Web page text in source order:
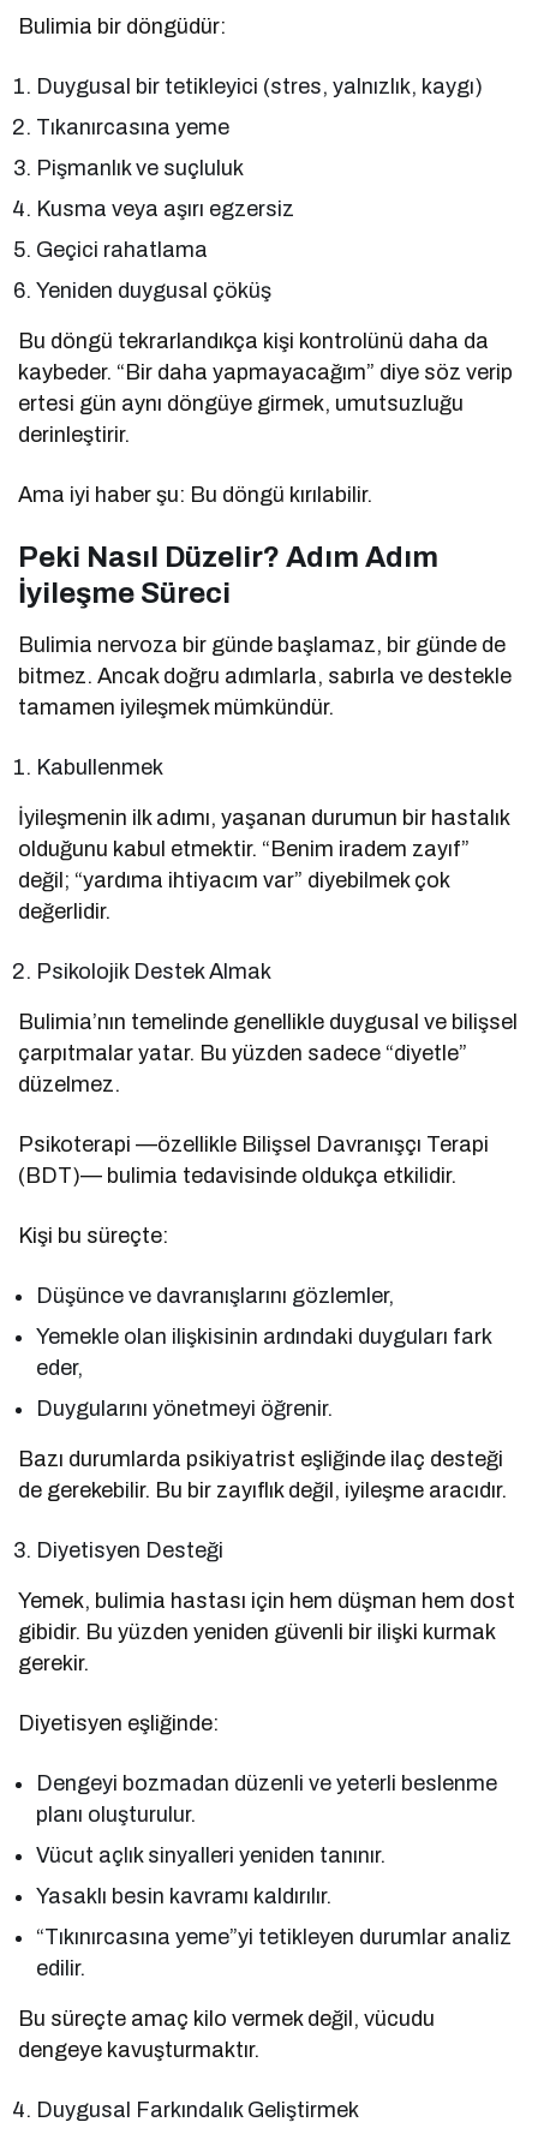
Bulimia bir döngüdür:
Duygusal bir tetikleyici (stres, yalnızlık, kaygı)
Tıkanırcasına yeme
Pişmanlık ve suçluluk
Kusma veya aşırı egzersiz
Geçici rahatlama
Yeniden duygusal çöküş
Bu döngü tekrarlandıkça kişi kontrolünü daha da
kaybeder. “Bir daha yapmayacağım” diye söz verip
ertesi gün aynı döngüye girmek, umutsuzluğu
derinleştirir.
Ama iyi haber şu: Bu döngü kırılabilir.
Peki Nasıl Düzelir? Adım Adım
İyileşme Süreci
Bulimia nervoza bir günde başlamaz, bir günde de
bitmez. Ancak doğru adımlarla, sabırla ve destekle
tamamen iyileşmek mümkündür.
Kabullenmek
İyileşmenin ilk adımı, yaşanan durumun bir hastalık
olduğunu kabul etmektir. “Benim iradem zayıf”
değil; “yardıma ihtiyacım var” diyebilmek çok
değerlidir.
Psikolojik Destek Almak
Bulimia’nın temelinde genellikle duygusal ve bilişsel
çarpıtmalar yatar. Bu yüzden sadece “diyetle”
düzelmez.
Psikoterapi —özellikle Bilişsel Davranışçı Terapi
(BDT)— bulimia tedavisinde oldukça etkilidir.
Kişi bu süreçte:
Düşünce ve davranışlarını gözlemler,
Yemekle olan ilişkisinin ardındaki duyguları fark
eder,
Duygularını yönetmeyi öğrenir.
Bazı durumlarda psikiyatrist eşliğinde ilaç desteği
de gerekebilir. Bu bir zayıflık değil, iyileşme aracıdır.
Diyetisyen Desteği
Yemek, bulimia hastası için hem düşman hem dost
gibidir. Bu yüzden yeniden güvenli bir ilişki kurmak
gerekir.
Diyetisyen eşliğinde:
Dengeyi bozmadan düzenli ve yeterli beslenme
planı oluşturulur.
Vücut açlık sinyalleri yeniden tanınır.
Yasaklı besin kavramı kaldırılır.
“Tıkınırcasına yeme”yi tetikleyen durumlar analiz
edilir.
Bu süreçte amaç kilo vermek değil, vücudu
dengeye kavuşturmaktır.
Duygusal Farkındalık Geliştirmek